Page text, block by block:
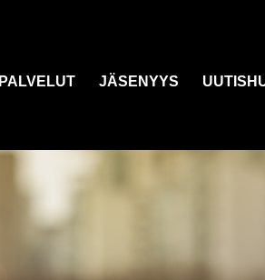
PALVELUT JÄSENYYS